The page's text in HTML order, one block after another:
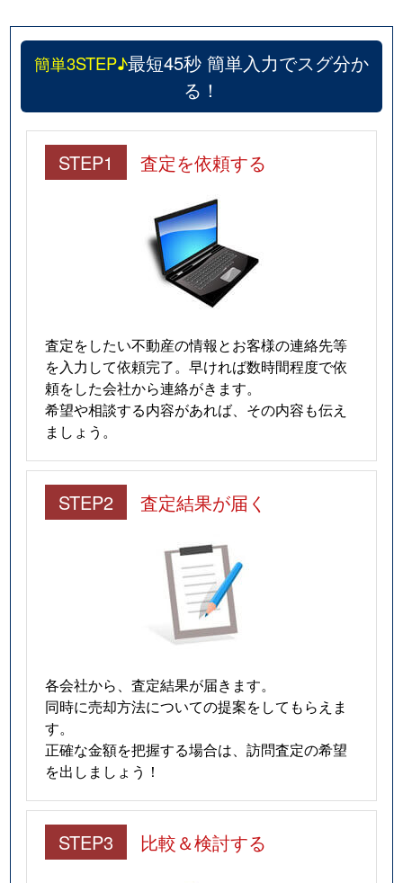
簡単3STEP♪最短45秒 簡単入力でスグ分か
る！
STEP1 査定を依頼する
査定をしたい不動産の情報とお客様の連絡先等
を入力して依頼完了。早ければ数時間程度で依
頼をした会社から連絡がきます。
希望や相談する内容があれば、その内容も伝え
ましょう。
STEP2 査定結果が届く
各会社から、査定結果が届きます。
同時に売却方法についての提案をしてもらえま
す。
正確な金額を把握する場合は、訪問査定の希望
を出しましょう！
STEP3 比較＆検討する